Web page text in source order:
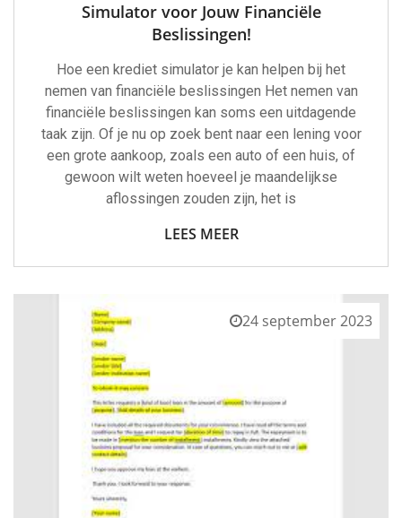
Simulator voor Jouw Financiële
Beslissingen!
Hoe een krediet simulator je kan helpen bij het
nemen van financiële beslissingen Het nemen van
financiële beslissingen kan soms een uitdagende
taak zijn. Of je nu op zoek bent naar een lening voor
een grote aankoop, zoals een auto of een huis, of
gewoon wilt weten hoeveel je maandelijkse
aflossingen zouden zijn, het is
LEES MEER
24 september 2023